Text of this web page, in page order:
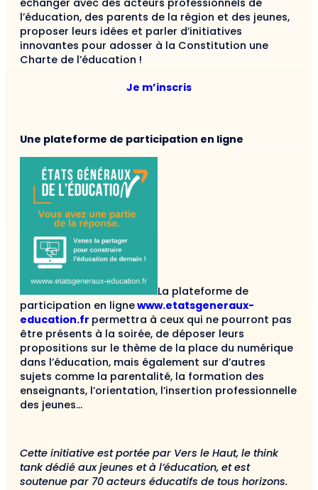
l’éducation, des parents de la région et des jeunes,
proposer leurs idées et parler d’initiatives
innovantes pour adosser à la Constitution une
Charte de l’éducation !
Je m’inscris
Une plateforme de participation en ligne
La plateforme de
participation en lignewww.etatsgeneraux-
education.fr permettra à ceux qui ne pourront pas
être présents à la soirée, de déposer leurs
propositions sur le thème de la place du numérique
dans l’éducation, mais également sur d’autres
sujets comme la parentalité, la formation des
enseignants, l’orientation, l’insertion professionnelle
des jeunes…
Cette initiative est portée par Vers le Haut, le think
tank dédié aux jeunes et à l’éducation, et est
soutenue par 70 acteurs éducatifs de tous horizons.